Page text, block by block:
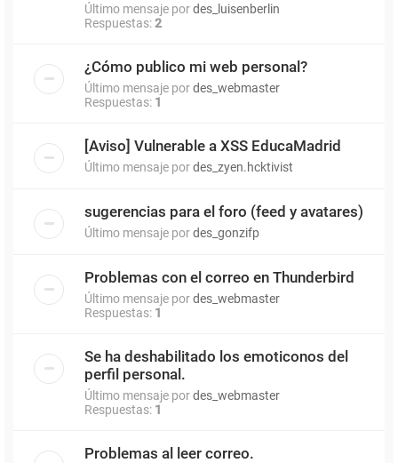
Último mensaje pordes_luisenberlin
Respuestas:2
¿Cómo publico mi web personal?
Último mensaje pordes_webmaster
Respuestas: 1
[Aviso] Vulnerable a XSS EducaMadrid
Último mensaje pordes_zyen.hcktivist
sugerencias para el foro (feed y avatares)
Último mensaje pordes_gonzifp
Problemas con el correo en Thunderbird
Último mensaje pordes_webmaster
Respuestas: 1
Se ha deshabilitado los emoticonos del
perfil personal.
Último mensaje pordes_webmaster
Respuestas: 1
Problemas al leer correo.